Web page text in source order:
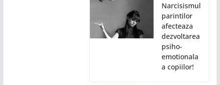
Narcisismul
parintilor
afecteaza
dezvoltarea
psiho-
emotionala
a copiilor!